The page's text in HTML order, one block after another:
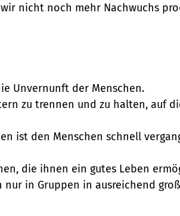
nicht noch mehr Nachwuchs
Unvernunft der Menschen.
zu trennen und zu halten, auf
ist den Menschen schnell
die ihnen ein gutes Leben
in Gruppen in ausreichend